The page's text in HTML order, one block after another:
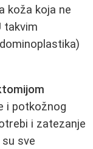
koža koja ne
takvim
i potkožnog
i zatezanje
su sve